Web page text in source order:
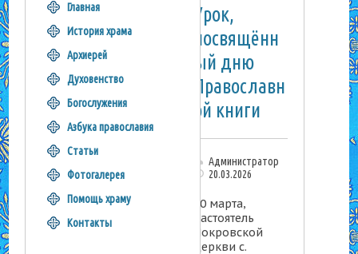
Урок,
посвящённ
ый дню
Православн
ой книги
Администратор
20.03.2026
20 марта,
настоятель
Покровской
церкви с.
Главная
История храма
Архиерей
Духовенство
Богослужения
Азбука православия
Статьи
Фотогалерея
Помощь храму
Контакты